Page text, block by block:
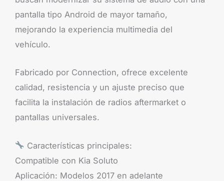
pantalla tipo Android de mayor tamaño,
mejorando la experiencia multimedia del
vehículo.
Fabricado por Connection, ofrece excelente
calidad, resistencia y un ajuste preciso que
facilita la instalación de radios aftermarket o
pantallas universales.
Características principales:
Compatible con Kia Soluto
Aplicación: Modelos 2017 en adelante